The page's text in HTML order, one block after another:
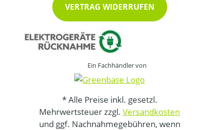
VERTRAG WIDERRUFEN
Ein Fachhändler von
* Alle Preise inkl. gesetzl.
Mehrwertsteuer zzgl. Versandkosten
und ggf. Nachnahmegebühren, wenn